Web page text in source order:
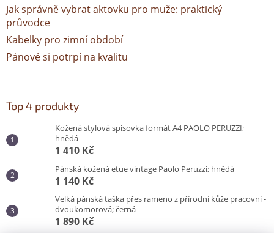
Jak správně vybrat aktovku pro muže: praktický
průvodce
Kabelky pro zimní období
Pánové si potrpí na kvalitu
Top 4 produkty
Kožená stylová spisovka formát A4 PAOLO PERUZZI;
hnědá
1 410 Kč
Pánská kožená etue vintage Paolo Peruzzi; hnědá
1 140 Kč
Velká pánská taška přes rameno z přírodní kůže pracovní -
dvoukomorová; černá
1 890 Kč